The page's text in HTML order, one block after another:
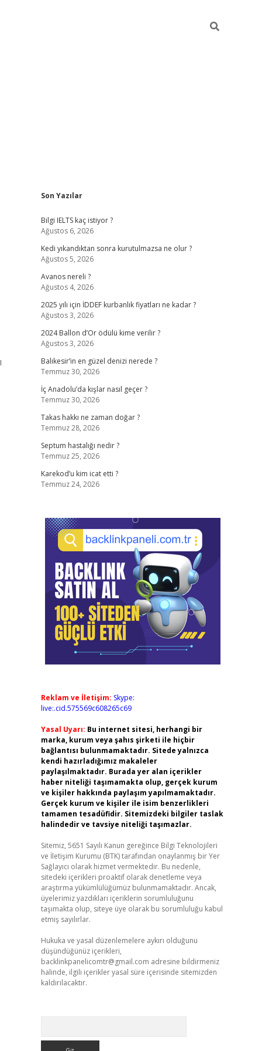
Sidebar
Son Yazılar
Bilgi IELTS kaç istiyor ?
Ağustos 6, 2026
Kedi yıkandıktan sonra kurutulmazsa ne olur ?
Ağustos 5, 2026
Avanos nereli ?
Ağustos 4, 2026
2025 yılı için İDDEF kurbanlık fiyatları ne kadar ?
Ağustos 3, 2026
2024 Ballon d’Or ödülü kime verilir ?
Ağustos 3, 2026
Balıkesir’in en güzel denizi nerede ?
Temmuz 30, 2026
İç Anadolu’da kışlar nasıl geçer ?
Temmuz 30, 2026
Takas hakkı ne zaman doğar ?
Temmuz 28, 2026
Septum hastalığı nedir ?
Temmuz 25, 2026
Karekod’u kim icat etti ?
Temmuz 24, 2026
Reklam ve İletişim: Skype:
live:.cid.575569c608265c69
Yasal Uyarı: Bu internet sitesi, herhangi bir
marka, kurum veya şahıs şirketi ile hiçbir
bağlantısı bulunmamaktadır. Sitede yalnızca
kendi hazırladığımız makaleler
paylaşılmaktadır. Burada yer alan içerikler
haber niteliği taşımamakta olup, gerçek kurum
ve kişiler hakkında paylaşım yapılmamaktadır.
Gerçek kurum ve kişiler ile isim benzerlikleri
tamamen tesadüfidir. Sitemizdeki bilgiler taslak
halindedir ve tavsiye niteliği taşımazlar.
Sitemiz, 5651 Sayılı Kanun gereğince Bilgi Teknolojileri
ve İletişim Kurumu (BTK) tarafından onaylanmış bir Yer
Sağlayıcı olarak hizmet vermektedir. Bu nedenle,
sitedeki içerikleri proaktif olarak denetleme veya
araştırma yükümlülüğümüz bulunmamaktadır. Ancak,
üyelerimiz yazdıkları içeriklerin sorumluluğunu
taşımakta olup, siteye üye olarak bu sorumluluğu kabul
etmiş sayılırlar.
Hukuka ve yasal düzenlemelere aykırı olduğunu
düşündüğünüz içerikleri,
backlinkpanelicomtr@gmail.com adresine bildirmeniz
halinde, ilgili içerikler yasal süre içerisinde sitemizden
kaldırılacaktır.
betciBetexper giriş adresi